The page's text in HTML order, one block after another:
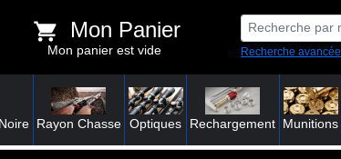
Mon Panier
Mon panier est vide Recherche avancée
Rayon Chasse Optiques Rechargement Munitions